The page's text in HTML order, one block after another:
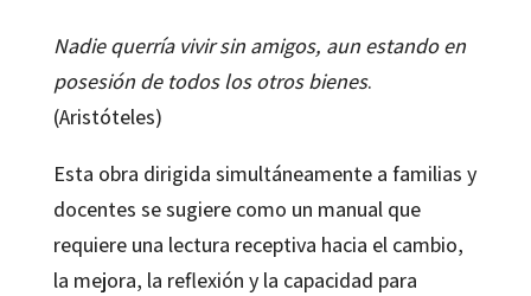
Nadie querría vivir sin amigos, aun estando en
posesión de todos los otros bienes.
(Aristóteles)
Esta obra dirigida simultáneamente a familias y
docentes se sugiere como un manual que
requiere una lectura receptiva hacia el cambio,
la mejora, la reflexión y la capacidad para